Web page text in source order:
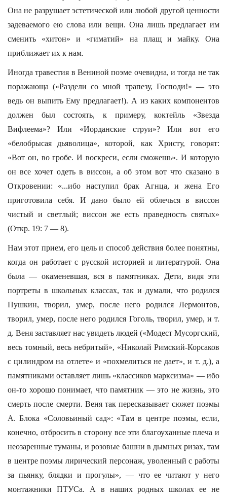
Она не разрушает эстетической или любой другой ценности
задеваемого ею слова или вещи. Она лишь предлагает им
сменить «хитон» и «гиматий» на плащ и майку. Она
приближает их к нам.
Иногда травестия в Вениной поэме очевидна, и тогда не так
поражающа («Раздели со мной трапезу, Господи!» — это
ведь он выпить Ему предлагает!). А из каких компонентов
должен был состоять, к примеру, коктейль «Звезда
Вифлеема»? Или «Иорданские струи»? Или вот его
«белобрысая дьяволица», которой, как Христу, говорят:
«Вот он, во гробе. И воскреси, если сможешь». И которую
он все хочет одеть в виссон, а об этом вот что сказано в
Откровении: «...ибо наступил брак Агнца, и жена Его
приготовила себя. И дано было ей облечься в виссон
чистый и светлый; виссон же есть праведность святых»
(Откр. 19: 7 — 8).
Нам этот прием, его цель и способ действия более понятны,
когда он работает с русской историей и литературой. Она
была — окаменевшая, вся в памятниках. Дети, видя эти
портреты в школьных классах, так и думали, что родился
Пушкин, творил, умер, после него родился Лермонтов,
творил, умер, после него родился Гоголь, творил, умер, и т.
д. Веня заставляет нас увидеть людей («Модест Мусоргский,
весь томный, весь небритый», «Николай Римский-Корсаков
с цилиндром на отлете» и «похмелиться не дает», и т. д.), а
памятниками оставляет лишь «классиков марксизма» — ибо
он-то хорошо понимает, что памятник — это не жизнь, это
смерть после смерти. Веня так пересказывает сюжет поэмы
А. Блока «Соловьиный сад»: «Там в центре поэмы, если,
конечно, отбросить в сторону все эти благоуханные плеча и
неозаренные туманы, и розовые башни в дымных ризах, там
в центре поэмы лирический персонаж, уволенный с работы
за пьянку, блядки и прогулы», — что ее читают у него
монтажники ПТУСа. А в наших родных школах ее не